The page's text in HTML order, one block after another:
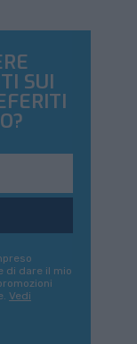
SUI
di dare il mio
Vedi